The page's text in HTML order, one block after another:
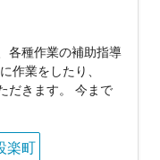
各種作業の補助指導
作業をしたり、
だきます。 今まで
楽町